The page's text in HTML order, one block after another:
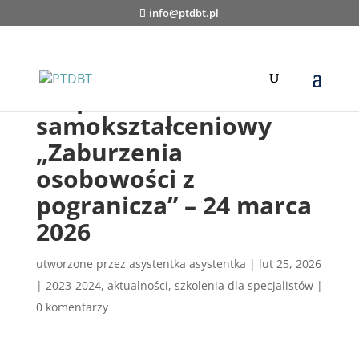
info@ptdbt.pl
samokształceniowy
„Zaburzenia
osobowości z
pogranicza” – 24 marca
2026
utworzone przez asystentka asystentka | lut 25, 2026
| 2023-2024, aktualności, szkolenia dla specjalistów|
0 komentarzy